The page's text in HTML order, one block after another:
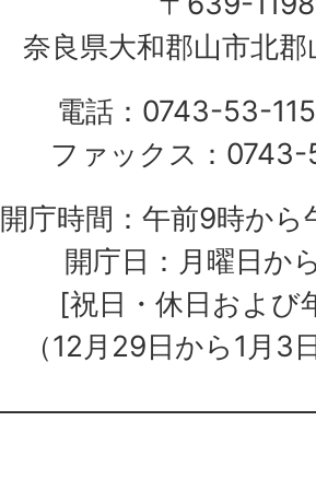
奈良県大和郡山市北
電話：0743-53-
ファックス：
開庁時間：午前9時か
開庁日：月曜日か
[祝日・休日および
（12月29日から1月3